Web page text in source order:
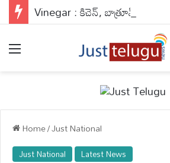
Home/Just National
Just National Latest News